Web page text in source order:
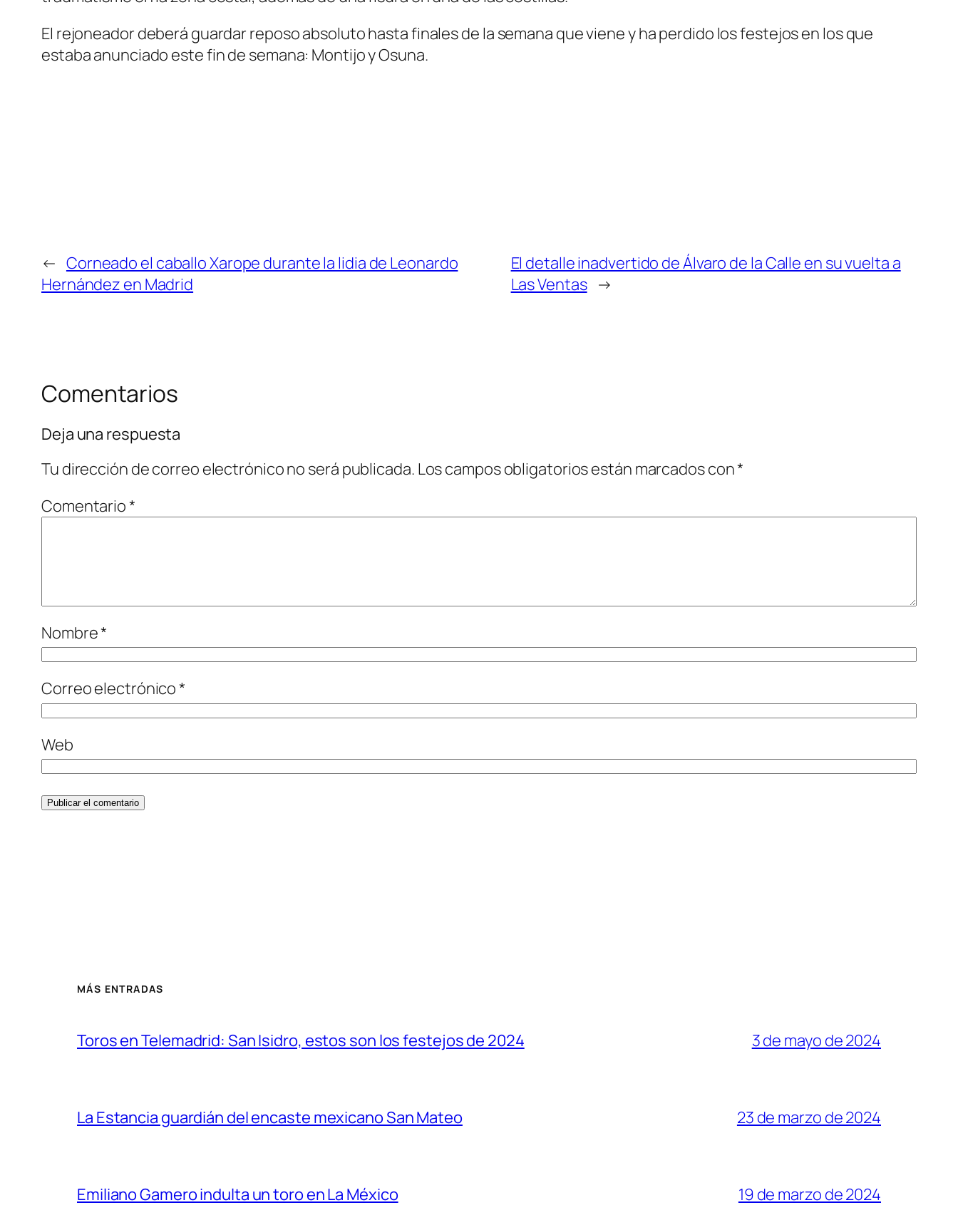
El rejoneador deberá guardar reposo absoluto hasta finales de la semana que viene y ha perdido los festejos en los que
estaba anunciado este fin de semana: Montijo y Osuna.
← Corneado el caballo Xarope durante la lidia de Leonardo
Hernández en Madrid
El detalle inadvertido de Álvaro de la Calle en su vuelta a
Las Ventas →
Comentarios
Deja una respuesta
Tu dirección de correo electrónico no será publicada. Los campos obligatorios están marcados con*
Comentario*
Nombre*
Correo electrónico*
Web
MÁS ENTRADAS
Toros en Telemadrid: San Isidro, estos son los festejos de 2024 3 de mayo de 2024
La Estancia guardián del encaste mexicano San Mateo 23 de marzo de 2024
Emiliano Gamero indulta un toro en La México 19 de marzo de 2024